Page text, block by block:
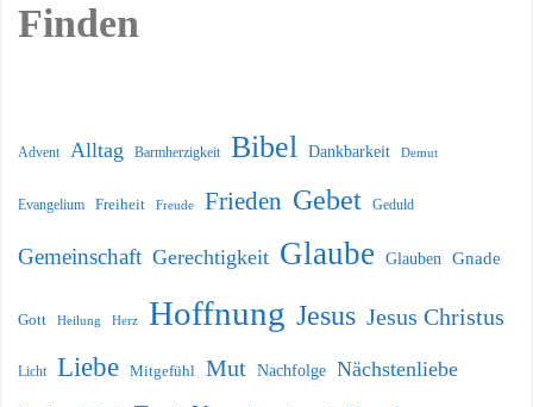
Finden
Advent Alltag Barmherzigkeit Bibel Dankbarkeit Demut
Evangelium Freiheit Freude Frieden Gebet Geduld
Gemeinschaft Gerechtigkeit Glaube Glauben Gnade
Gott Heilung Herz Hoffnung Jesus Jesus Christus
Licht Liebe Mitgefühl Mut Nachfolge Nächstenliebe